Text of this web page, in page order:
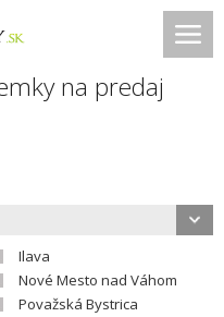
na predaj
Ilava
Nové Mesto nad Váhom
Považská Bystrica